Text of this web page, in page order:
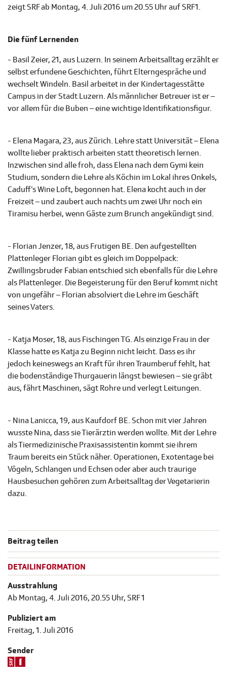
zeigt SRF ab Montag, 4. Juli 2016 um 20.55 Uhr auf SRF1.
Die fünf Lernenden
- Basil Zeier, 21, aus Luzern. In seinem Arbeitsalltag erzählt er
selbst erfundene Geschichten, führt Elterngespräche und
wechselt Windeln. Basil arbeitet in der Kindertagesstätte
Campus in der Stadt Luzern. Als männlicher Betreuer ist er –
vor allem für die Buben – eine wichtige Identifikationsfigur.
- Elena Magara, 23, aus Zürich. Lehre statt Universität – Elena
wollte lieber praktisch arbeiten statt theoretisch lernen.
Inzwischen sind alle froh, dass Elena nach dem Gymi kein
Studium, sondern die Lehre als Köchin im Lokal ihres Onkels,
Caduff‘s Wine Loft, begonnen hat. Elena kocht auch in der
Freizeit – und zaubert auch nachts um zwei Uhr noch ein
Tiramisu herbei, wenn Gäste zum Brunch angekündigt sind.
- Florian Jenzer, 18, aus Frutigen BE. Den aufgestellten
Plattenleger Florian gibt es gleich im Doppelpack:
Zwillingsbruder Fabian entschied sich ebenfalls für die Lehre
als Plattenleger. Die Begeisterung für den Beruf kommt nicht
von ungefähr – Florian absolviert die Lehre im Geschäft
seines Vaters.
- Katja Moser, 18, aus Fischingen TG. Als einzige Frau in der
Klasse hatte es Katja zu Beginn nicht leicht. Dass es ihr
jedoch keineswegs an Kraft für ihren Traumberuf fehlt, hat
die bodenständige Thurgauerin längst bewiesen – sie gräbt
aus, fährt Maschinen, sägt Rohre und verlegt Leitungen.
- Nina Lanicca, 19, aus Kaufdorf BE. Schon mit vier Jahren
wusste Nina, dass sie Tierärztin werden wollte. Mit der Lehre
als Tiermedizinische Praxisassistentin kommt sie ihrem
Traum bereits ein Stück näher. Operationen, Exotentage bei
Vögeln, Schlangen und Echsen oder aber auch traurige
Hausbesuchen gehören zum Arbeitsalltag der Vegetarierin
dazu.
Beitrag teilen
DETAILINFORMATION
Ausstrahlung
Ab Montag, 4. Juli 2016, 20.55 Uhr, SRF 1
Publiziert am
Freitag, 1. Juli 2016
Sender